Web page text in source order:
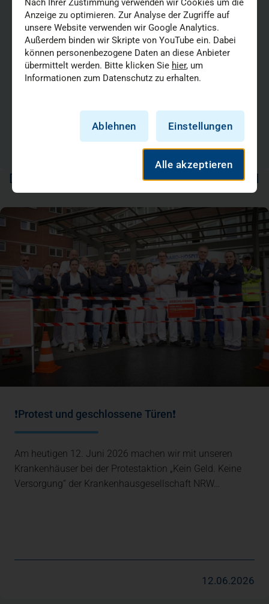
Hannah Blake
Pressekontakt
Tel.: 02 11 44 00-69 30
Mail: presse@vkkd-kliniken.de
01735232049
presse@vkkd-kliniken.de
DAS KÖNNTE SIE AUCH INTERESSIEREN
❗Protest und geschlossene Türen❗
Am heutigen 12. Juni 2026 machen wir mit unseren
Krankenhäuser bei der Protestaktion „Kein Geld. Keine
Versorgung“ der Krankenhausgesellschaft NRW…
12.06.2026
Nach Ihrer Zustimmung verwenden wir Cookies um die
Anzeige zu optimieren. Zur Analyse der Zugriffe auf
unsere Website verwenden wir Google Analytics.
Außerdem binden wir Skripte von YouTube ein. Dabei
können personenbezogene Daten an diese Anbieter
übermittelt werden. Bitte klicken Sie hier, um
Informationen zum Datenschutz zu erhalten.
Ablehnen Einstellungen
Alle akzeptieren